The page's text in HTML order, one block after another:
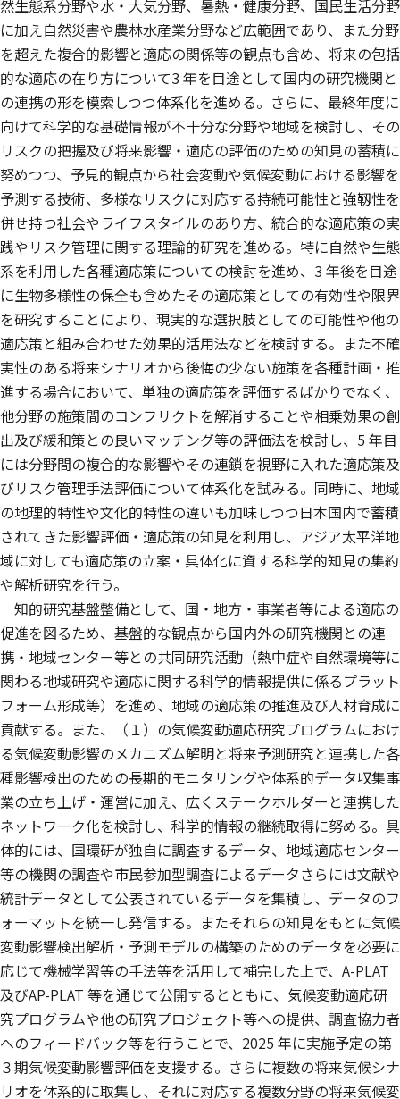
然生態系分野や水・大気分野、暑熱・健康分野、国民生活分野
に加え自然災害や農林水産業分野など広範囲であり、また分野
を超えた複合的影響と適応の関係等の観点も含め、将来の包括
的な適応の在り方について3 年を目途として国内の研究機関と
の連携の形を模索しつつ体系化を進める。さらに、最終年度に
向けて科学的な基礎情報が不十分な分野や地域を検討し、その
リスクの把握及び将来影響・適応の評価のための知見の蓄積に
努めつつ、予見的観点から社会変動や気候変動における影響を
予測する技術、多様なリスクに対応する持続可能性と強靱性を
併せ持つ社会やライフスタイルのあり方、統合的な適応策の実
践やリスク管理に関する理論的研究を進める。特に自然や生態
系を利用した各種適応策についての検討を進め、3 年後を目途
に生物多様性の保全も含めたその適応策としての有効性や限界
を研究することにより、現実的な選択肢としての可能性や他の
適応策と組み合わせた効果的活用法などを検討する。また不確
実性のある将来シナリオから後悔の少ない施策を各種計画・推
進する場合において、単独の適応策を評価するばかりでなく、
他分野の施策間のコンフリクトを解消することや相乗効果の創
出及び緩和策との良いマッチング等の評価法を検討し、5 年目
には分野間の複合的な影響やその連鎖を視野に入れた適応策及
びリスク管理手法評価について体系化を試みる。同時に、地域
の地理的特性や文化的特性の違いも加味しつつ日本国内で蓄積
されてきた影響評価・適応策の知見を利用し、アジア太平洋地
域に対しても適応策の立案・具体化に資する科学的知見の集約
や解析研究を行う。
知的研究基盤整備として、国・地方・事業者等による適応の
促進を図るため、基盤的な観点から国内外の研究機関との連
携・地域センター等との共同研究活動（熱中症や自然環境等に
関わる地域研究や適応に関する科学的情報提供に係るプラット
フォーム形成等）を進め、地域の適応策の推進及び人材育成に
貢献する。また、（１）の気候変動適応研究プログラムにおけ
る気候変動影響のメカニズム解明と将来予測研究と連携した各
種影響検出のための長期的モニタリングや体系的データ収集事
業の立ち上げ・運営に加え、広くステークホルダーと連携した
ネットワーク化を検討し、科学的情報の継続取得に努める。具
体的には、国環研が独自に調査するデータ、地域適応センター
等の機関の調査や市民参加型調査によるデータさらには文献や
統計データとして公表されているデータを集積し、データのフ
ォーマットを統一し発信する。またそれらの知見をもとに気候
変動影響検出解析・予測モデルの構築のためのデータを必要に
応じて機械学習等の手法等を活用して補完した上で、A-PLAT
及びAP-PLAT 等を通じて公開するとともに、気候変動適応研
究プログラムや他の研究プロジェクト等への提供、調査協力者
へのフィードバック等を行うことで、2025 年に実施予定の第
３期気候変動影響評価を支援する。さらに複数の将来気候シナ
リオを体系的に取集し、それに対応する複数分野の将来気候変